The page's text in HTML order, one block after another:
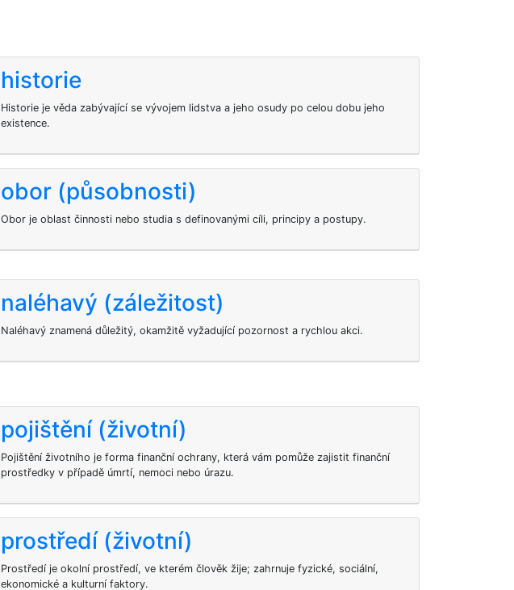
historie
Historie je věda zabývající se vývojem lidstva a jeho osudy po celou dobu jeho
existence.
obor (působnosti)
Obor je oblast činnosti nebo studia s definovanými cíli, principy a postupy.
naléhavý (záležitost)
Naléhavý znamená důležitý, okamžitě vyžadující pozornost a rychlou akci.
pojištění (životní)
Pojištění životního je forma finanční ochrany, která vám pomůže zajistit finanční
prostředky v případě úmrtí, nemoci nebo úrazu.
prostředí (životní)
Prostředí je okolní prostředí, ve kterém člověk žije; zahrnuje fyzické, sociální,
ekonomické a kulturní faktory.